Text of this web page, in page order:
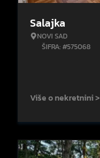
Salajka
NOVI SAD
ŠIFRA: #575068
Više o nekretnini >